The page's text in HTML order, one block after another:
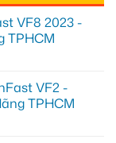
VF8 2023 -
TPHCM
VF2 -
TPHCM